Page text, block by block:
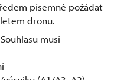
písemně požádat
dronu.
musí